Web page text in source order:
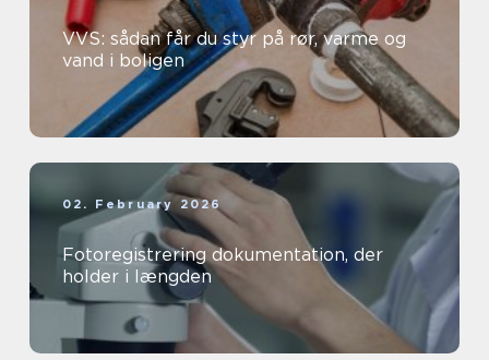
VVS: sådan får du styr på rør, varme og
vand i boligen
02. February 2026
Fotoregistrering dokumentation, der
holder i længden